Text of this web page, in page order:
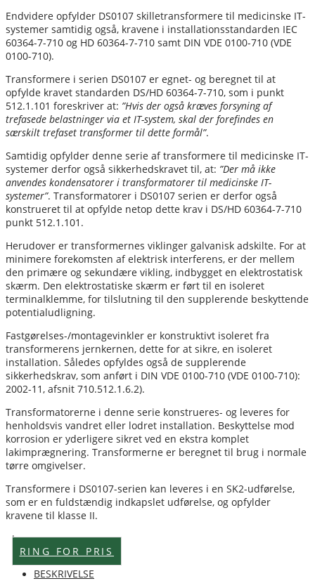
Endvidere opfylder DS0107 skilletransformere til medicinske IT-
systemer samtidig også, kravene i installationsstandarden IEC
60364-7-710 og HD 60364-7-710 samt DIN VDE 0100-710 (VDE
0100-710).
Transformere i serien DS0107 er egnet- og beregnet til at
opfylde kravet standarden DS/HD 60364-7-710, som i punkt
512.1.101 foreskriver at: ”Hvis der også kræves forsyning af
trefasede belastninger via et IT-system, skal der forefindes en
særskilt trefaset transformer til dette formål”.
Samtidig opfylder denne serie af transformere til medicinske IT-
systemer derfor også sikkerhedskravet til, at: ”Der må ikke
anvendes kondensatorer i transformatorer til medicinske IT-
systemer”. Transformatorer i DS0107 serien er derfor også
konstrueret til at opfylde netop dette krav i DS/HD 60364-7-710
punkt 512.1.101.
Herudover er transformernes viklinger galvanisk adskilte. For at
minimere forekomsten af elektrisk interferens, er der mellem
den primære og sekundære vikling, indbygget en elektrostatisk
skærm. Den elektrostatiske skærm er ført til en isoleret
terminalklemme, for tilslutning til den supplerende beskyttende
potentialudligning.
Fastgørelses-/montagevinkler er konstruktivt isoleret fra
transformerens jernkernen, dette for at sikre, en isoleret
installation. Således opfyldes også de supplerende
sikkerhedskrav, som anført i DIN VDE 0100-710 (VDE 0100-710):
2002-11, afsnit 710.512.1.6.2).
Transformatorerne i denne serie konstrueres- og leveres for
henholdsvis vandret eller lodret installation. Beskyttelse mod
korrosion er yderligere sikret ved en ekstra komplet
lakimprægnering. Transformerne er beregnet til brug i normale
tørre omgivelser.
Transformere i DS0107-serien kan leveres i en SK2-udførelse,
som er en fuldstændig indkapslet udførelse, og opfylder
kravene til klasse II.
Lagervare
RING FOR PRIS
BESKRIVELSE